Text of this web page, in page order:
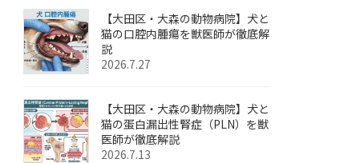
【大田区・大森の動物病院】犬と
猫の口腔内腫瘍を獣医師が徹底解
説
2026.7.27
【大田区・大森の動物病院】犬と
猫の蛋白漏出性腎症（PLN）を獣
医師が徹底解説
2026.7.13